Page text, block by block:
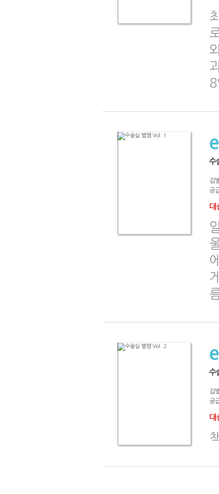
수
김
공
대
수
김
공
대